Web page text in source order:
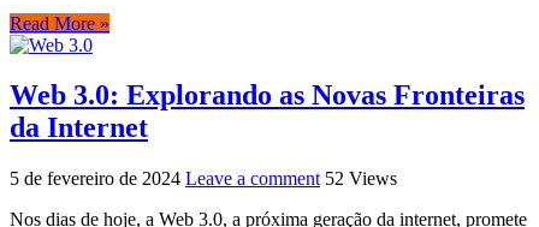
Read More »
Web 3.0: Explorando as Novas Fronteiras
da Internet
5 de fevereiro de 2024 Leave a comment 52 Views
Nos dias de hoje, a Web 3.0, a próxima geração da internet, promete